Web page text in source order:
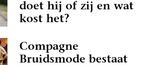
doet hij of zij en wat
kost het?
Compagne
Bruidsmode bestaat